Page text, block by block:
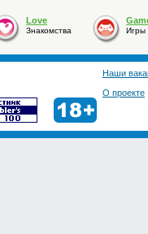
Love
Знакомства Игры
Наши
О проекте